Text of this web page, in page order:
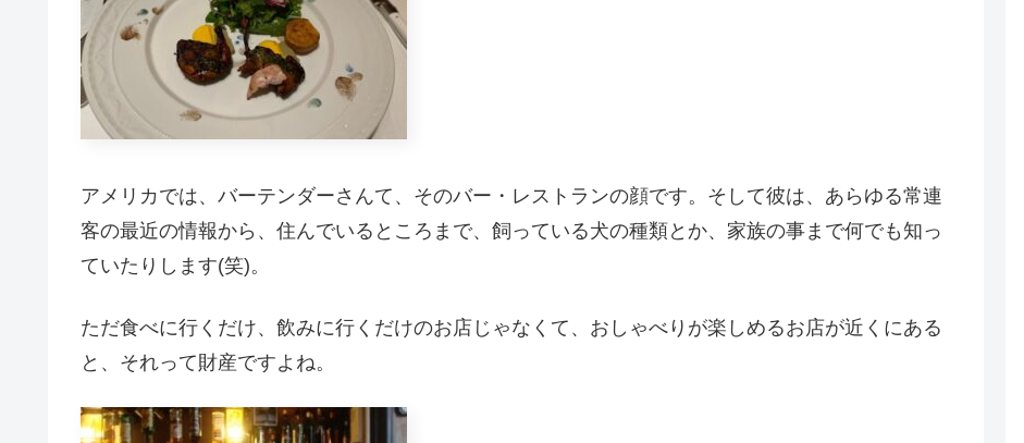
アメリカでは、バーテンダーさんて、そのバー・レストランの顔です。そして彼は、あらゆる常連
客の最近の情報から、住んでいるところまで、飼っている犬の種類とか、家族の事まで何でも知っ
ていたりします(笑)。
ただ食べに行くだけ、飲みに行くだけのお店じゃなくて、おしゃべりが楽しめるお店が近くにある
と、それって財産ですよね。